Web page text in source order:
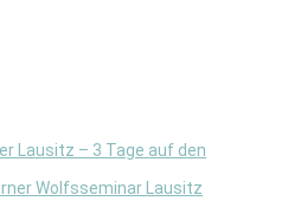
Lausitz – 3 Tage auf den